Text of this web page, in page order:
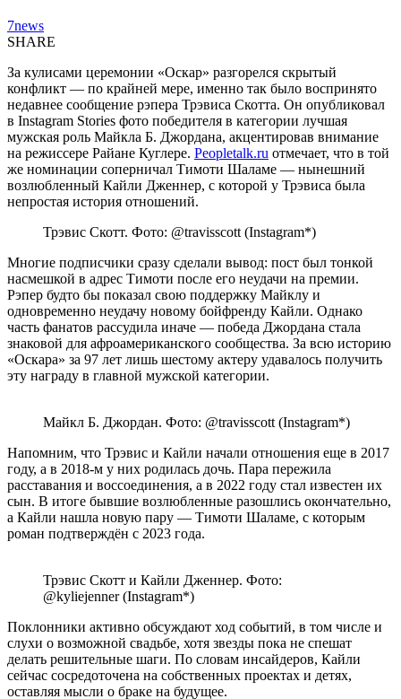
7news
SHARE
За кулисами церемонии «Оскар» разгорелся скрытый
конфликт — по крайней мере, именно так было воспринято
недавнее сообщение рэпера Трэвиса Скотта. Он опубликовал
в Instagram Stories фото победителя в категории лучшая
мужская роль Майкла Б. Джордана, акцентировав внимание
на режиссере Райане Куглере. Peopletalk.ru отмечает, что в той
же номинации соперничал Тимоти Шаламе — нынешний
возлюбленный Кайли Дженнер, с которой у Трэвиса была
непростая история отношений.
Трэвис Скотт. Фото: @travisscott (Instagram*)
Многие подписчики сразу сделали вывод: пост был тонкой
насмешкой в адрес Тимоти после его неудачи на премии.
Рэпер будто бы показал свою поддержку Майклу и
одновременно неудачу новому бойфренду Кайли. Однако
часть фанатов рассудила иначе — победа Джордана стала
знаковой для афроамериканского сообщества. За всю историю
«Оскара» за 97 лет лишь шестому актеру удавалось получить
эту награду в главной мужской категории.
Майкл Б. Джордан. Фото: @travisscott (Instagram*)
Напомним, что Трэвис и Кайли начали отношения еще в 2017
году, а в 2018-м у них родилась дочь. Пара пережила
расставания и воссоединения, а в 2022 году стал известен их
сын. В итоге бывшие возлюбленные разошлись окончательно,
а Кайли нашла новую пару — Тимоти Шаламе, с которым
роман подтверждён с 2023 года.
Трэвис Скотт и Кайли Дженнер. Фото:
@kyliejenner (Instagram*)
Поклонники активно обсуждают ход событий, в том числе и
слухи о возможной свадьбе, хотя звезды пока не спешат
делать решительные шаги. По словам инсайдеров, Кайли
сейчас сосредоточена на собственных проектах и детях,
оставляя мысли о браке на будущее.